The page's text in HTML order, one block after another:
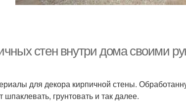
стен внутри дома своими
для декора кирпичной стены.
шпаклевать, грунтовать и так далее.